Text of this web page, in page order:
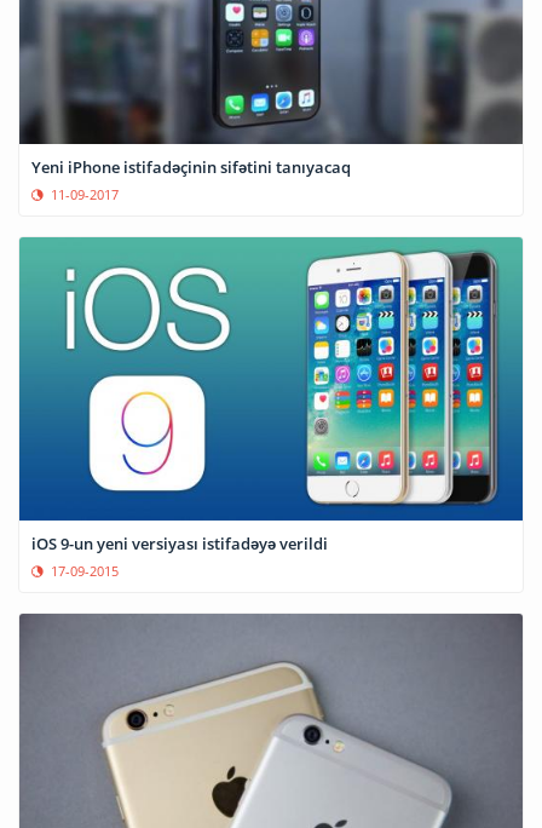
Yeni iPhone istifadəçinin sifətini tanıyacaq
11-09-2017
iOS 9-un yeni versiyası istifadəyə verildi
17-09-2015